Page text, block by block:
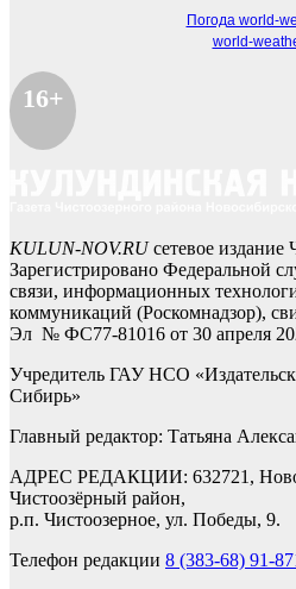
Погода world-
world-
16+
KULUN-NOV.RUсетевое издание
Зарегистрировано Федеральной
связи, информационных
коммуникаций (Роскомнадзор),
Эл № ФС77-81016 от 30 апреля
Учредитель ГАУ НСО
Сибирь»
Главный редактор: Татьяна
АДРЕС РЕДАКЦИИ: 632721,
Чистоозёрный район,
р.п. Чистоозерное, ул. Победы, 9.
Телефон редакции 8 (383-68) 91-